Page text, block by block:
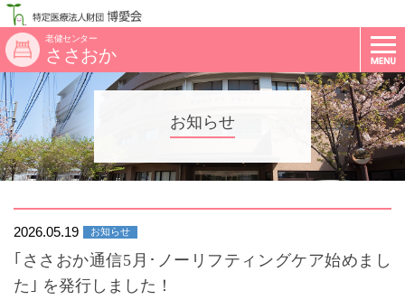
老健センター
ささおか
お知らせ
2026.05.19 お知らせ
｢ささおか通信5月･ノーリフティングケア始めまし
た｣ を発行しました！